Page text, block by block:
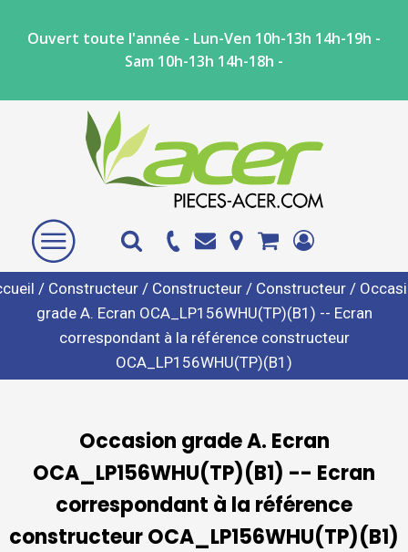
Ouvert toute l'année - Lun-Ven 10h-13h 14h-19h -
Sam 10h-13h 14h-18h -
/ Constructeur/ Constructeur/ Constructeur/
grade A. Ecran OCA_LP156WHU(TP)(B1) -- Ecran
correspondant à la référence constructeur
OCA_LP156WHU(TP)(B1)
Occasion grade A. Ecran
OCA_LP156WHU(TP)(B1) -- Ecran
correspondant à la référence
constructeur OCA_LP156WHU(TP)(B1)